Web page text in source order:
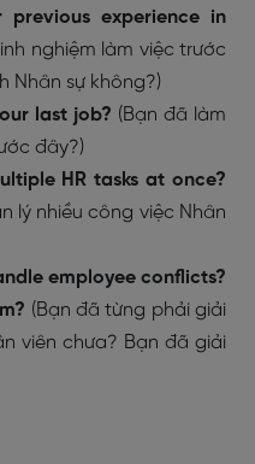
experience in
nghiệm làm việc trước
Nhân sự không?)
last job? (Bạn đã làm
đây?)
HR tasks at once?
lý nhiều công việc Nhân
employee conflicts?
(Bạn đã từng phải giải
viên chưa? Bạn đã giải